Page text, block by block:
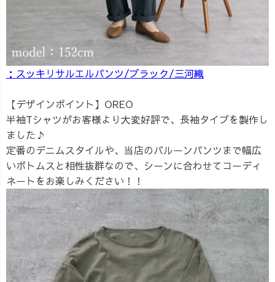
：スッキリサルエルパンツ/ブラック/三河織
【デザインポイント】OREO
半袖Tシャツがお客様より大変好評で、長袖タイプを製作し
ました♪
定番のデニムスタイルや、当店のバルーンパンツまで幅広
いボトムスと相性抜群なので、シーンに合わせてコーディ
ネートをお楽しみください！！